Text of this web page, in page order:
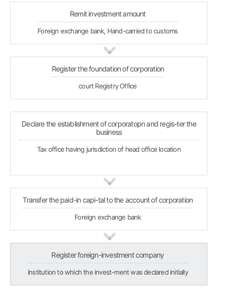
Remit investment amount
Foreign exchange bank, Hand-carried to customs
Register the foundation of corporation
court Registry Office
Declare the establishment of corporatopn and regis-ter the
business
Tax office having jurisdiction of head office location
Transfer the paid-in capi-tal to the account of corporation
Foreign exchange bank
Register foreign-investment company
Institution to which the invest-ment was declared initially